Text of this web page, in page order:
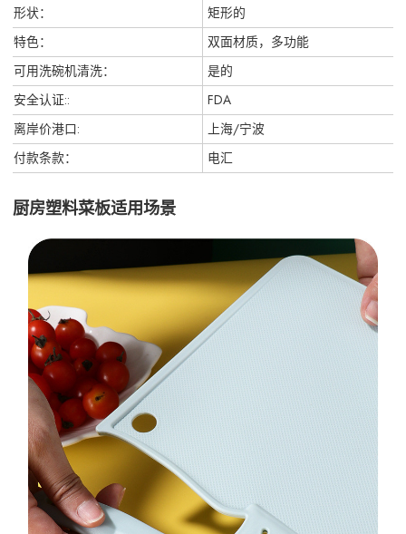
形状：
矩形的
特色：
双面材质，多功能
可用洗碗机清洗：
是的
安全认证::
FDA
离岸价港口:
上海/宁波
付款条款：
电汇
厨房塑料菜板适用场景